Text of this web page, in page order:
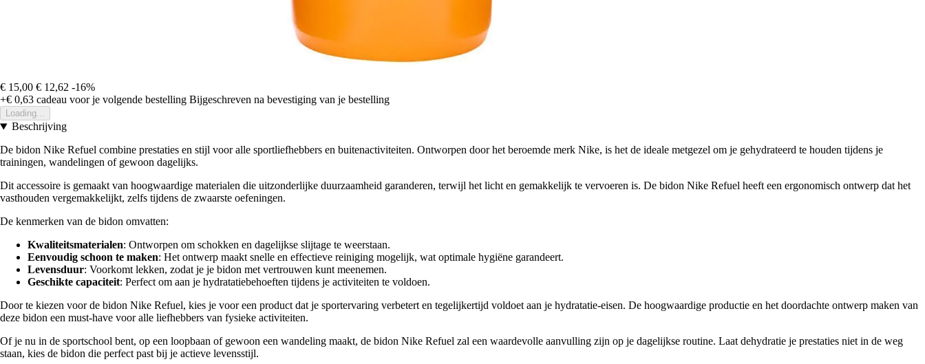
€ 15,00 € 12,62 -16%
+€ 0,63 cadeau voor je volgende bestelling Bijgeschreven na bevestiging van je bestelling
Loading...
Beschrijving
De bidon Nike Refuel combine prestaties en stijl voor alle sportliefhebbers en buitenactiviteiten. Ontworpen door het beroemde merk Nike, is het de ideale metgezel om je gehydrateerd te houden tijdens je
trainingen, wandelingen of gewoon dagelijks.
Dit accessoire is gemaakt van hoogwaardige materialen die uitzonderlijke duurzaamheid garanderen, terwijl het licht en gemakkelijk te vervoeren is. De bidon Nike Refuel heeft een ergonomisch ontwerp dat het
vasthouden vergemakkelijkt, zelfs tijdens de zwaarste oefeningen.
De kenmerken van de bidon omvatten:
Kwaliteitsmaterialen: Ontworpen om schokken en dagelijkse slijtage te weerstaan.
Eenvoudig schoon te maken: Het ontwerp maakt snelle en effectieve reiniging mogelijk, wat optimale hygiëne garandeert.
Levensduur: Voorkomt lekken, zodat je je bidon met vertrouwen kunt meenemen.
Geschikte capaciteit: Perfect om aan je hydratatiebehoeften tijdens je activiteiten te voldoen.
Door te kiezen voor de bidon Nike Refuel, kies je voor een product dat je sportervaring verbetert en tegelijkertijd voldoet aan je hydratatie-eisen. De hoogwaardige productie en het doordachte ontwerp maken van
deze bidon een must-have voor alle liefhebbers van fysieke activiteiten.
Of je nu in de sportschool bent, op een loopbaan of gewoon een wandeling maakt, de bidon Nike Refuel zal een waardevolle aanvulling zijn op je dagelijkse routine. Laat dehydratie je prestaties niet in de weg
staan, kies de bidon die perfect past bij je actieve levensstijl.